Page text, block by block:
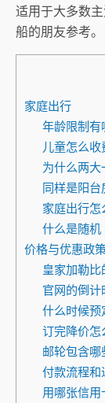
适用于大多数
船的朋友参考。
家庭出行
年龄限制有
儿童怎么收
为什么两大
同样是阳台
家庭出行怎
什么是随机
价格与优惠政
皇家加勒比
官网的倒计
什么时候预
订完降价怎
邮轮包含哪
付款流程和
用哪张信用